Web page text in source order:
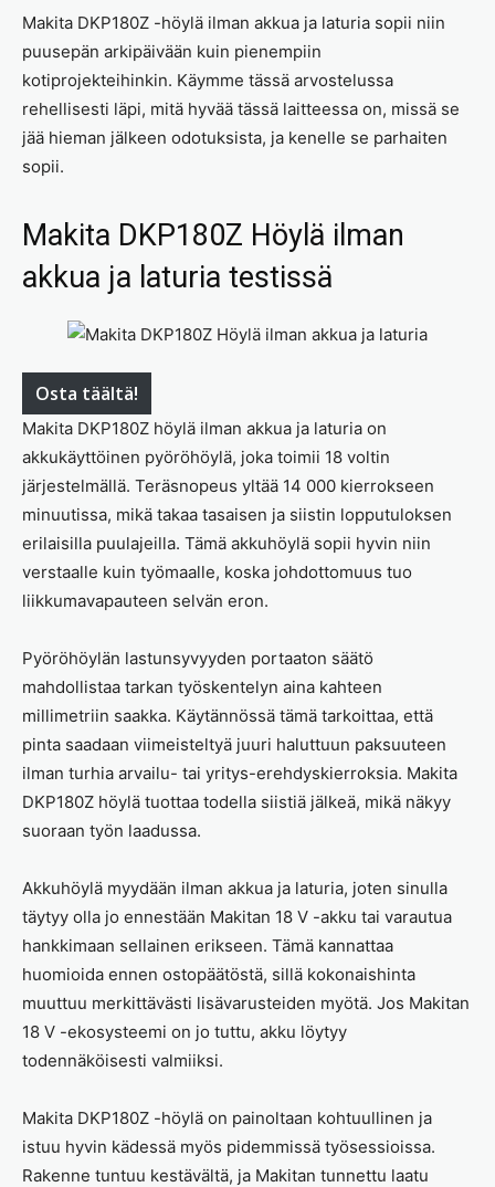
Makita DKP180Z -höylä ilman akkua ja laturia sopii niin
puusepän arkipäivään kuin pienempiin
kotiprojekteihinkin. Käymme tässä arvostelussa
rehellisesti läpi, mitä hyvää tässä laitteessa on, missä se
jää hieman jälkeen odotuksista, ja kenelle se parhaiten
sopii.
Makita DKP180Z Höylä ilman
akkua ja laturia testissä
Osta täältä!
Makita DKP180Z höylä ilman akkua ja laturia on
akkukäyttöinen pyöröhöylä, joka toimii 18 voltin
järjestelmällä. Teräsnopeus yltää 14 000 kierrokseen
minuutissa, mikä takaa tasaisen ja siistin lopputuloksen
erilaisilla puulajeilla. Tämä akkuhöylä sopii hyvin niin
verstaalle kuin työmaalle, koska johdottomuus tuo
liikkumavapauteen selvän eron.
Pyöröhöylän lastunsyvyyden portaaton säätö
mahdollistaa tarkan työskentelyn aina kahteen
millimetriin saakka. Käytännössä tämä tarkoittaa, että
pinta saadaan viimeisteltyä juuri haluttuun paksuuteen
ilman turhia arvailu- tai yritys-erehdyskierroksia. Makita
DKP180Z höylä tuottaa todella siistiä jälkeä, mikä näkyy
suoraan työn laadussa.
Akkuhöylä myydään ilman akkua ja laturia, joten sinulla
täytyy olla jo ennestään Makitan 18 V -akku tai varautua
hankkimaan sellainen erikseen. Tämä kannattaa
huomioida ennen ostopäätöstä, sillä kokonaishinta
muuttuu merkittävästi lisävarusteiden myötä. Jos Makitan
18 V -ekosysteemi on jo tuttu, akku löytyy
todennäköisesti valmiiksi.
Makita DKP180Z -höylä on painoltaan kohtuullinen ja
istuu hyvin kädessä myös pidemmissä työsessioissa.
Rakenne tuntuu kestävältä, ja Makitan tunnettu laatu